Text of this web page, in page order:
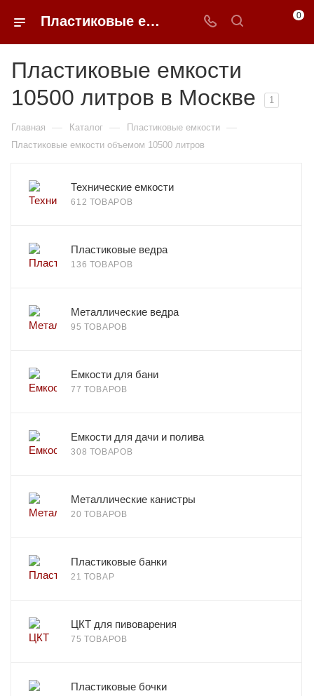
Пластиковые емкости 10500 литров в Москве 0
Пластиковые емкости
10500 литров в Москве
1
Главная — Каталог — Пластиковые емкости —
Пластиковые емкости объемом 10500 литров
Технические емкости
612 ТОВАРОВ
Пластиковые ведра
136 ТОВАРОВ
Металлические ведра
95 ТОВАРОВ
Емкости для бани
77 ТОВАРОВ
Емкости для дачи и полива
308 ТОВАРОВ
Металлические канистры
20 ТОВАРОВ
Пластиковые банки
21 ТОВАР
ЦКТ для пивоварения
75 ТОВАРОВ
Пластиковые бочки